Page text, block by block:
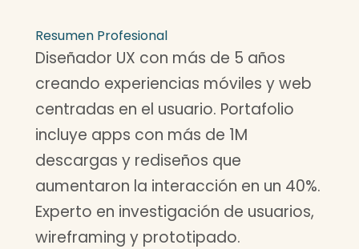
Resumen Profesional
Diseñador UX con más de 5 años
creando experiencias móviles y web
centradas en el usuario. Portafolio
incluye apps con más de 1M
descargas y rediseños que
aumentaron la interacción en un 40%.
Experto en investigación de usuarios,
wireframing y prototipado.